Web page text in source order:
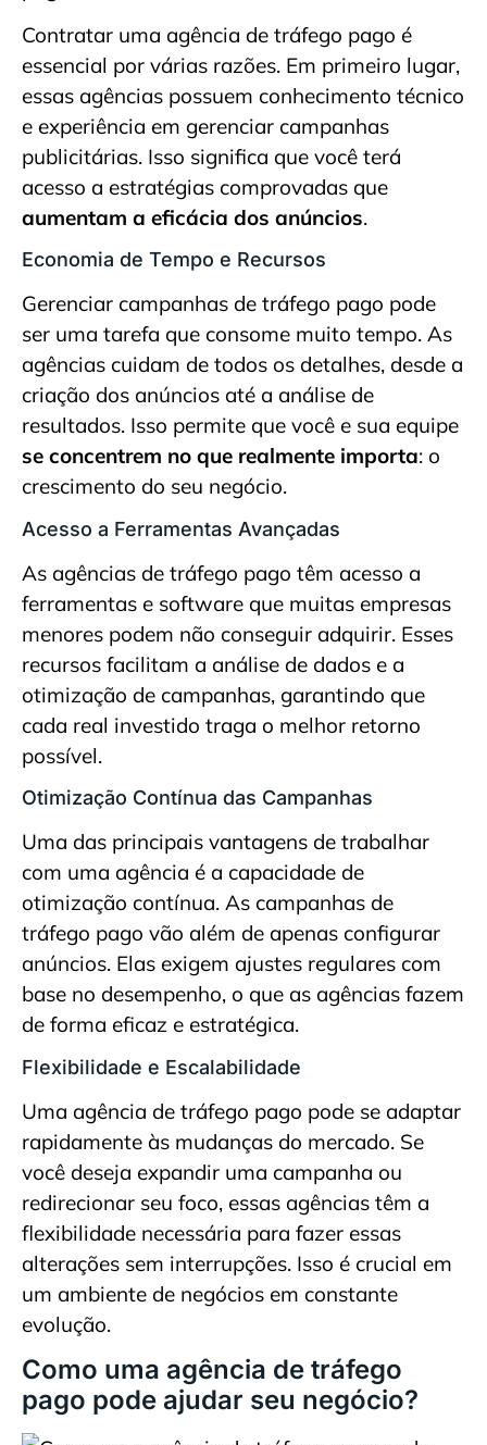
Contratar uma agência de tráfego pago é
essencial por várias razões. Em primeiro lugar,
essas agências possuem conhecimento técnico
e experiência em gerenciar campanhas
publicitárias. Isso significa que você terá
acesso a estratégias comprovadas que
aumentam a eficácia dos anúncios.
Economia de Tempo e Recursos
Gerenciar campanhas de tráfego pago pode
ser uma tarefa que consome muito tempo. As
agências cuidam de todos os detalhes, desde a
criação dos anúncios até a análise de
resultados. Isso permite que você e sua equipe
se concentrem no que realmente importa: o
crescimento do seu negócio.
Acesso a Ferramentas Avançadas
As agências de tráfego pago têm acesso a
ferramentas e software que muitas empresas
menores podem não conseguir adquirir. Esses
recursos facilitam a análise de dados e a
otimização de campanhas, garantindo que
cada real investido traga o melhor retorno
possível.
Otimização Contínua das Campanhas
Uma das principais vantagens de trabalhar
com uma agência é a capacidade de
otimização contínua. As campanhas de
tráfego pago vão além de apenas configurar
anúncios. Elas exigem ajustes regulares com
base no desempenho, o que as agências fazem
de forma eficaz e estratégica.
Flexibilidade e Escalabilidade
Uma agência de tráfego pago pode se adaptar
rapidamente às mudanças do mercado. Se
você deseja expandir uma campanha ou
redirecionar seu foco, essas agências têm a
flexibilidade necessária para fazer essas
alterações sem interrupções. Isso é crucial em
um ambiente de negócios em constante
evolução.
Como uma agência de tráfego
pago pode ajudar seu negócio?